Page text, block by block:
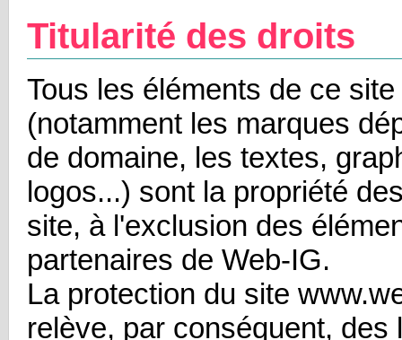
Titularité des droits
Tous les éléments de ce
(notamment les marques
de domaine, les textes,
logos...) sont la propriété
site, à l'exclusion des
partenaires de Web-IG.
La protection du site
relève, par conséquent, des